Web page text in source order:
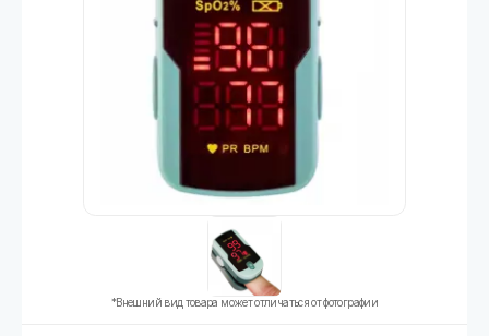
*Внешний вид товара может отличаться от фотографии